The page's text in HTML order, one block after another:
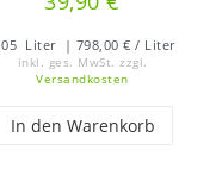
Liter | 798,00 € / Liter
inkl. ges. MwSt. zzgl.
Versandkosten
In den Warenkorb